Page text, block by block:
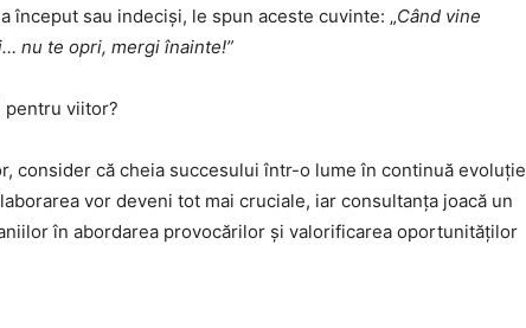
început sau indeciși, le spun aceste cuvinte: „Când vine
nu te opri, mergi înainte!”
pentru viitor?
consider că cheia succesului într-o lume în continuă evoluție
vor deveni tot mai cruciale, iar consultanța joacă un
în abordarea provocărilor și valorificarea oportunităților